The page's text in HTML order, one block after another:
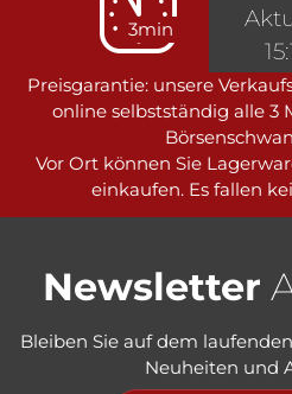
3min
Preisgarantie: unsere
online selbstständig alle 3
Vor Ort können Sie
einkaufen. Es fallen
Newsletter
Bleiben Sie auf dem
Neuheiten und